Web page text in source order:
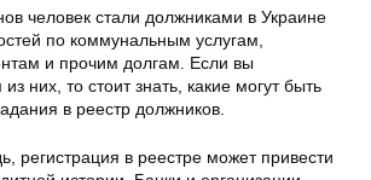
человек стали должниками в Украине
по коммунальным услугам,
и прочим долгам. Если вы
них, то стоит знать, какие могут быть
в реестр должников.
регистрация в реестре может привести